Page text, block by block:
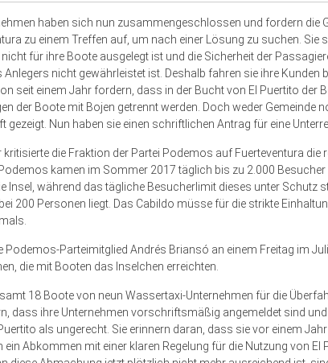
haben sich nun zusammengeschlossen und fordern die
zu einem Treffen auf, um nach einer Lösung zu suchen. Sie
für ihre Boote ausgelegt ist und die Sicherheit der
nicht gewährleistet ist. Deshalb fahren sie ihre Kunden
seit einem Jahr fordern, dass in der Bucht von El Puertito der
der Boote mit Bojen getrennt werden. Doch weder Gemeinde
gezeigt. Nun haben sie einen schriftlichen Antrag für eine
kritisierte die Fraktion der Partei Podemos auf Fuerteventura die
kamen im Sommer 2017 täglich bis zu 2.000
Insel, während das tägliche Besucherlimit dieses unter Schutz
200 Personen liegt. Das Cabildo müsse für die strikte
Podemos-Parteimitglied Andrés Briansó an einem Freitag im
die mit Booten das Inselchen erreichten.
18 Boote von neun Wassertaxi-Unternehmen für die
dass ihre Unternehmen vorschriftsmäßig angemeldet sind
als ungerecht. Sie erinnern daran, dass sie vor einem
ein Abkommen mit einer klaren Regelung für die Nutzung von El